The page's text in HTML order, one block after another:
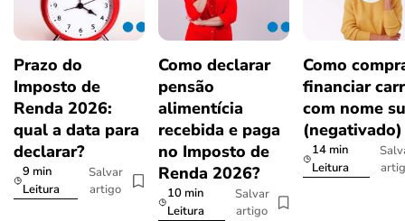
Prazo do
Imposto de
Renda 2026:
qual a data para
declarar?
9 min
Leitura
Salvar
artigo
Como declarar
pensão
alimentícia
recebida e paga
no Imposto de
Renda 2026?
10 min
Leitura
Salvar
artigo
Como
financiar
com nome
(negativado)
14 min
Leitura